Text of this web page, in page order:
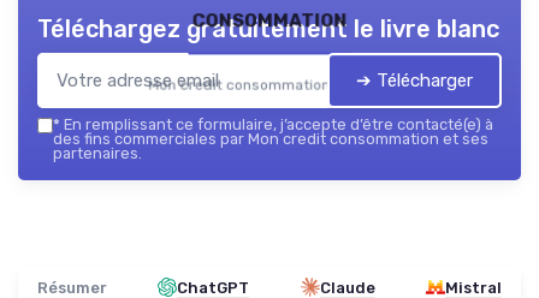
consommation
Mon credit consommation — 2026
Téléchargez gratuitement le livre blanc
➔ Télécharger
* En remplissant ce formulaire, j’accepte d’être contacté(e) à
des fins commerciales par Mon credit consommation et ses
partenaires.
Résumer ChatGPT Claude Mistral